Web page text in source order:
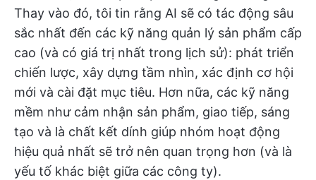
Thay vào đó, tôi tin rằng AI sẽ có tác động sâu
sắc nhất đến các kỹ năng quản lý sản phẩm cấp
cao (và có giá trị nhất trong lịch sử): phát triển
chiến lược, xây dựng tầm nhìn, xác định cơ hội
mới và cài đặt mục tiêu. Hơn nữa, các kỹ năng
mềm như cảm nhận sản phẩm, giao tiếp, sáng
tạo và là chất kết dính giúp nhóm hoạt động
hiệu quả nhất sẽ trở nên quan trọng hơn (và là
yếu tố khác biệt giữa các công ty).